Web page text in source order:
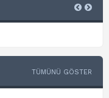
TÜMÜNÜ GÖSTER